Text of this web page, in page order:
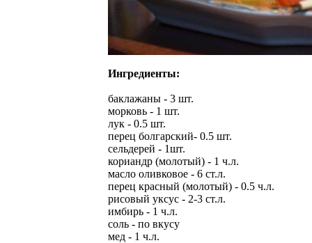
Ингредиенты:
баклажаны - 3 шт.
морковь - 1 шт.
лук - 0.5 шт.
перец болгарский- 0.5 шт.
сельдерей - 1шт.
кориандр (молотый) - 1 ч.л.
масло оливковое - 6 ст.л.
перец красный (молотый) - 0.5 ч.л.
рисовый уксус - 2-3 ст.л.
имбирь - 1 ч.л.
соль - по вкусу
мед - 1 ч.л.